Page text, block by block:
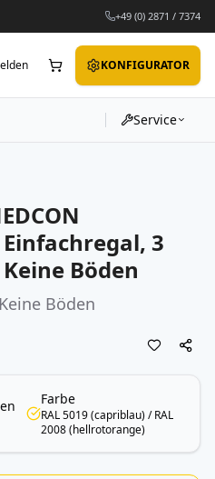
+49 (0) 2871 / 7374
KONFIGURATOR
Service
3
Böden
Böden
Farbe
RAL 5019 (capriblau) / RAL
2008 (hellrotorange)